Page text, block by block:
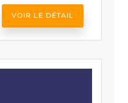
VOIR LE DÉTAIL